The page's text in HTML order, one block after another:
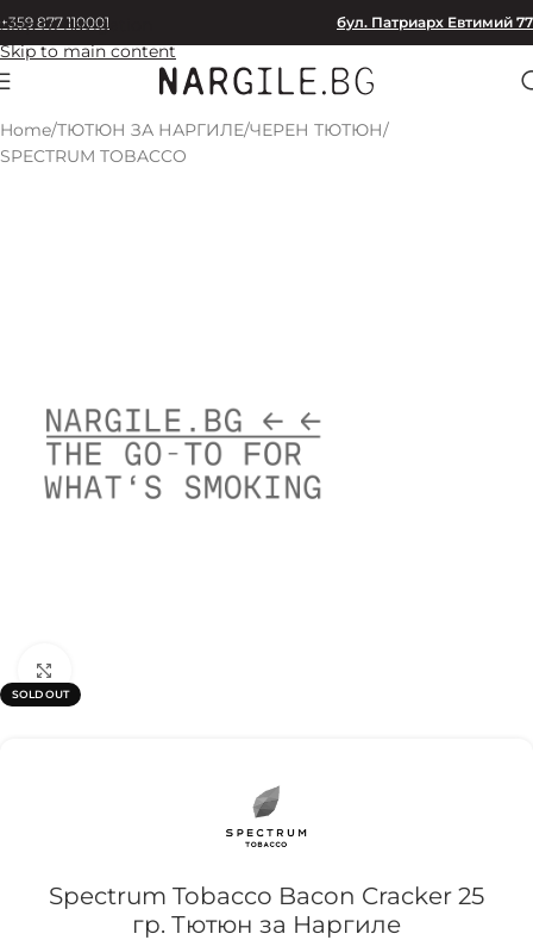
Skip to navigation
Skip to main content
+359 877 110001 бул. Патриарх Евтимий 77
Home/ТЮТЮН ЗА НАРГИЛЕ/ЧЕРЕН ТЮТЮН/
SPECTRUM TOBACCO
SOLD OUT
Spectrum Tobacco Bacon Cracker 25
гр. Тютюн за Наргиле